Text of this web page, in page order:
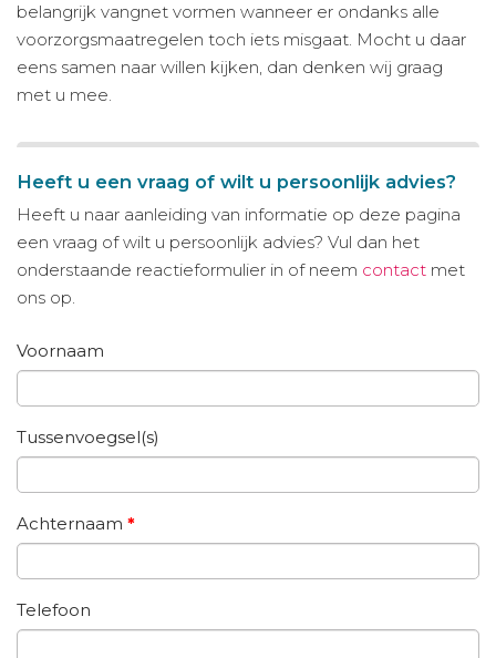
belangrijk vangnet vormen wanneer er ondanks alle
voorzorgsmaatregelen toch iets misgaat. Mocht u daar
eens samen naar willen kijken, dan denken wij graag
met u mee.
Heeft u een vraag of wilt u persoonlijk advies?
Heeft u naar aanleiding van informatie op deze pagina
een vraag of wilt u persoonlijk advies? Vul dan het
onderstaande reactieformulier in of neem contact met
ons op.
Voornaam
Tussenvoegsel(s)
Achternaam *
Telefoon